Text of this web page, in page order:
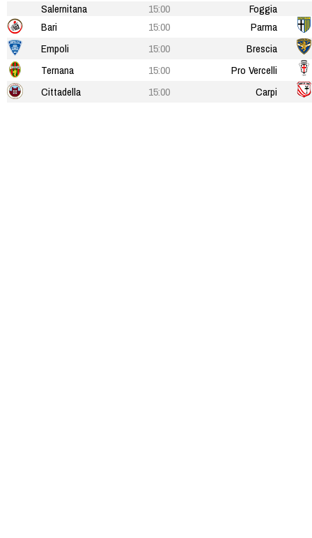
Salernitana
15:00
Foggia
Bari
15:00
Parma
Empoli
15:00
Brescia
Ternana
15:00
Pro Vercelli
Cittadella
15:00 Carpi